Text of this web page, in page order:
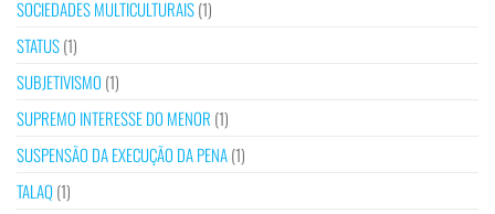
SOCIEDADES MULTICULTURAIS(1)
STATUS(1)
SUBJETIVISMO (1)
SUPREMO INTERESSE DO MENOR (1)
SUSPENSÃO DA EXECUÇÃO DA PENA(1)
TALAQ(1)